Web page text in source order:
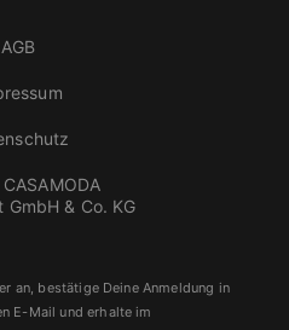
GmbH & Co. KG
AGB
an, bestätige Deine Anmeldung in
E-Mail und erhalte im